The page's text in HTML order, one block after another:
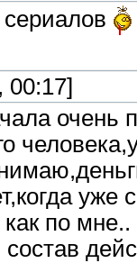
00:17]
очень
уже
как по мне..